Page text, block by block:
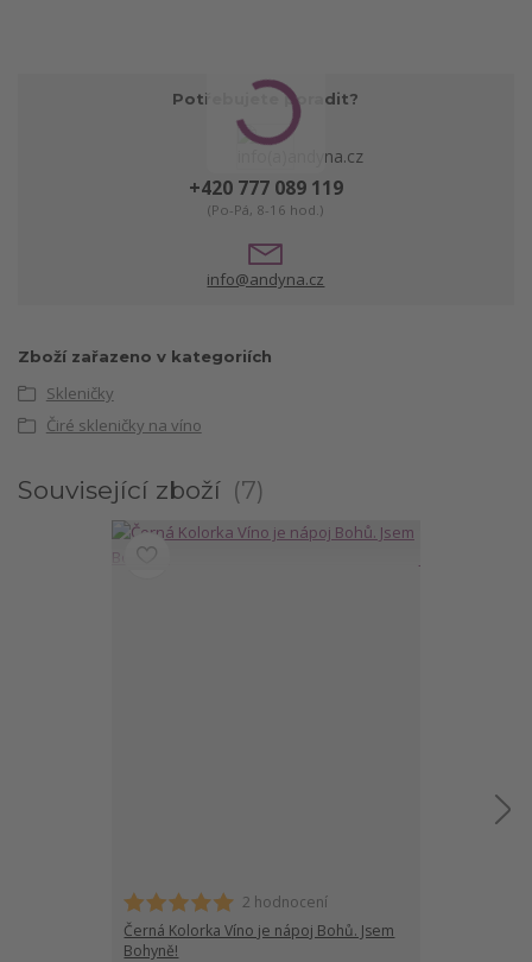
Potřebujete poradit?
+420 777 089 119
(Po-Pá, 8-16 hod.)
info@andyna.cz
Zboží zařazeno v kategoriích
Skleničky
Čiré skleničky na víno
Související zboží 7
2 hodnocení
Černá Kolorka Víno je nápoj Bohů. Jsem
Bohyně!